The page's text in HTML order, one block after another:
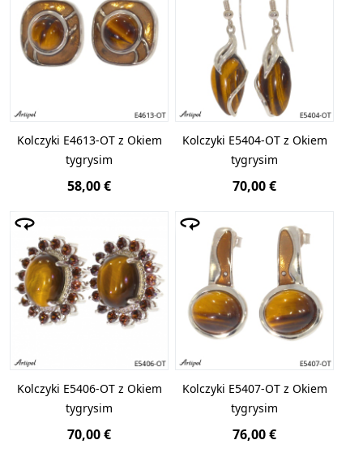
Kolczyki E4613-OT z Okiem
tygrysim
58,00 €
Kolczyki E5404-OT z Okiem
tygrysim
70,00 €
Kolczyki E5406-OT z Okiem
tygrysim
70,00 €
Kolczyki E5407-OT z Okiem
tygrysim
76,00 €